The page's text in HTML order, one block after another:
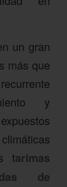
un gran
más que
y
tarimas
de